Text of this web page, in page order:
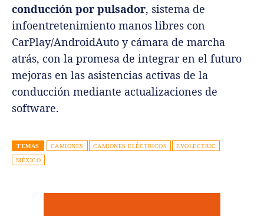
conducción por pulsador, sistema de
infoentretenimiento manos libres con
CarPlay/AndroidAuto y cámara de marcha
atrás, con la promesa de integrar en el futuro
mejoras en las asistencias activas de la
conducción mediante actualizaciones de
software.
TEMAS CAMIONES CAMIONES ELÉCTRICOS EVOLECTRIC
MÉXICO